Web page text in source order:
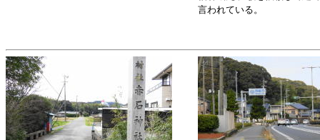
言われている。